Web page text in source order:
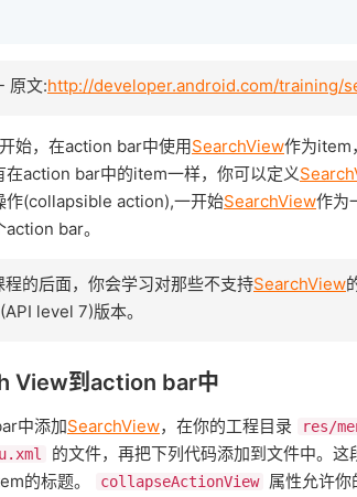
- 原文:http://developer.android.com/training/
始，在action bar中使用SearchView作为item
在action bar中的item一样，你可以定义
作(collapsible action),一开始SearchView作为
bar。
程的后面，你会学习对那些不支持SearchView
level 7)版本。
View到action bar中
中添加SearchView，在你的工程目录 res/
的文件，再把下列代码添加到文件中。
的标题。
collapseActionView 属性允许你